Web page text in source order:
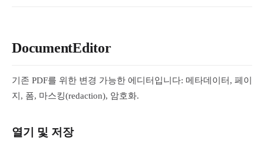
DocumentEditor
기존 PDF를 위한 변경 가능한 에디터입니다: 메타데이터, 페이
지, 폼, 마스킹(redaction), 암호화.
열기 및 저장